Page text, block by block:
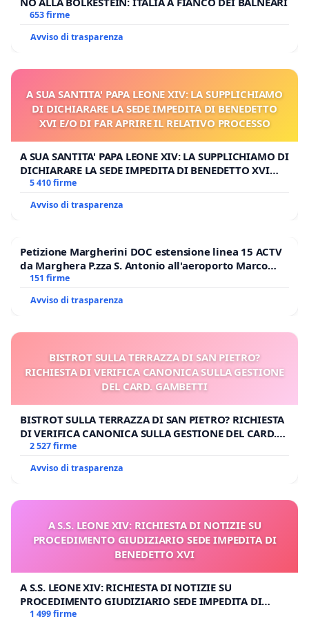
653 firme
Avviso di trasparenza
A SUA SANTITA' PAPA LEONE XIV: LA SUPPLICHIAMO
DI DICHIARARE LA SEDE IMPEDITA DI BENEDETTO
XVI E/O DI FAR APRIRE IL RELATIVO PROCESSO
A SUA SANTITA' PAPA LEONE XIV: LA SUPPLICHIAMO DI
DICHIARARE LA SEDE IMPEDITA DI BENEDETTO XVI
E/O DI FAR APRIRE IL RELATIVO PROCESSO
5 410 firme
Avviso di trasparenza
Petizione Margherini DOC estensione linea 15 ACTV
da Marghera P.zza S. Antonio all'aeroporto Marco
Polo tariffa a € 1,50
151 firme
Avviso di trasparenza
BISTROT SULLA TERRAZZA DI SAN PIETRO?
RICHIESTA DI VERIFICA CANONICA SULLA GESTIONE
DEL CARD. GAMBETTI
BISTROT SULLA TERRAZZA DI SAN PIETRO? RICHIESTA
DI VERIFICA CANONICA SULLA GESTIONE DEL CARD.
GAMBETTI
2 527 firme
Avviso di trasparenza
A S.S. LEONE XIV: RICHIESTA DI NOTIZIE SU
PROCEDIMENTO GIUDIZIARIO SEDE IMPEDITA DI
BENEDETTO XVI
A S.S. LEONE XIV: RICHIESTA DI NOTIZIE SU
PROCEDIMENTO GIUDIZIARIO SEDE IMPEDITA DI
BENEDETTO XVI
1 499 firme